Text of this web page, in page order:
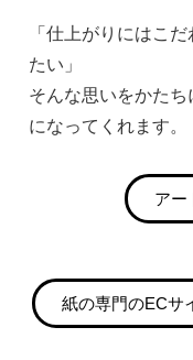
「仕上がりにはこ
たい」
そんな思いをかた
になってくれます。
アー
紙の専門のECサ